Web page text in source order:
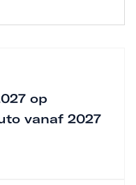
op
vanaf 2027